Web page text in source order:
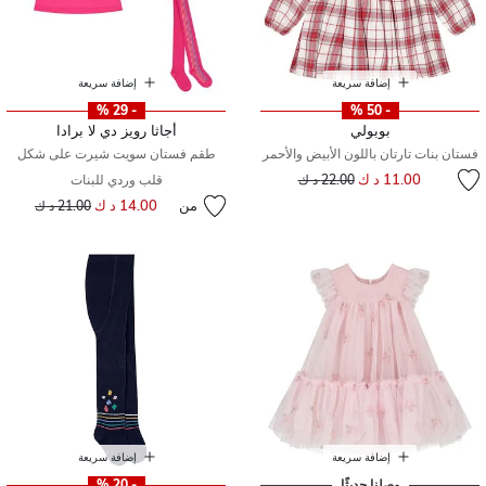
إضافة سريعة
- 50 %
بوبولي
فستان بنات تارتان باللون الأبيض والأحمر
11.00 د ك سعر مخفض من
22.00 د ك
إضافة سريعة
- 29 %
أجاثا رويز دي لا برادا
طقم فستان سويت شيرت على شكل
قلب وردي للبنات
من 14.00 د ك سعر مخفض من
21.00 د ك إلى
إضافة سريعة إضافة سريعة